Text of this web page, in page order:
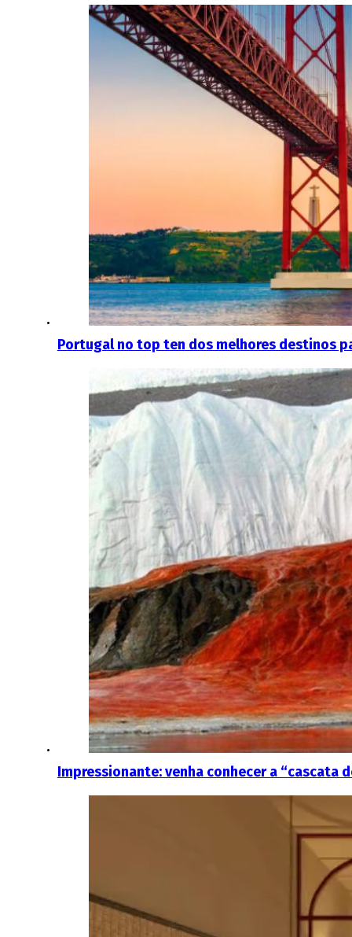
Portugal no top ten dos melhores destinos
Impressionante: venha conhecer a “cascata